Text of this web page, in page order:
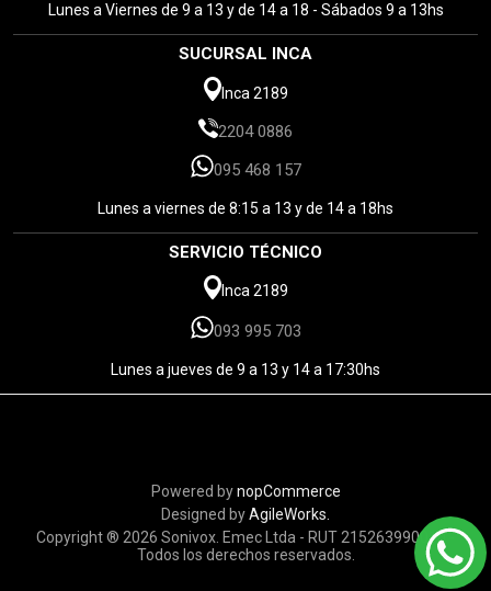
Lunes a Viernes de 9 a 13 y de 14 a 18 - Sábados 9 a 13hs
SUCURSAL INCA
Inca 2189
2204 0886
095 468 157
Lunes a viernes de 8:15 a 13 y de 14 a 18hs
SERVICIO TÉCNICO
Inca 2189
093 995 703
Lunes a jueves de 9 a 13 y 14 a 17:30hs
Powered bynopCommerce
Designed byAgileWorks.
Copyright ® 2026 Sonivox. Emec Ltda - RUT 215263990010 -
Todos los derechos reservados.